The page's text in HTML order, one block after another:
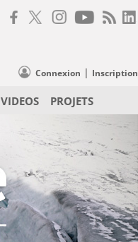
Connexion | Inscription
VIDEOS PROJETS